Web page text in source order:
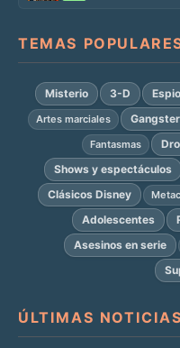
TEMAS
Misterio 3-D
Artes marciales
Fantasmas
Shows y espectáculos
Clásicos Disney
Adolescentes
Asesinos en serie
ÚLTIMAS NOTICIAS